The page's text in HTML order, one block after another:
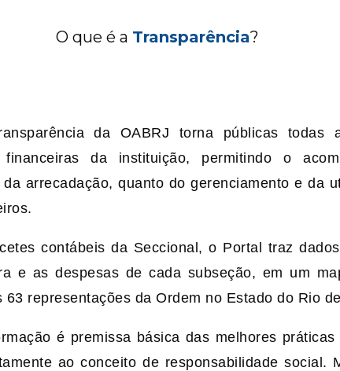
O que é a Transparência?
da OABRJ torna públicas todas
financeiras da instituição, permitindo o
arrecadação, quanto do gerenciamento e da
contábeis da Seccional, o Portal traz
e as despesas de cada subseção, em um
63 representações da Ordem no Estado do Rio
é premissa básica das melhores
ao conceito de responsabilidade social.